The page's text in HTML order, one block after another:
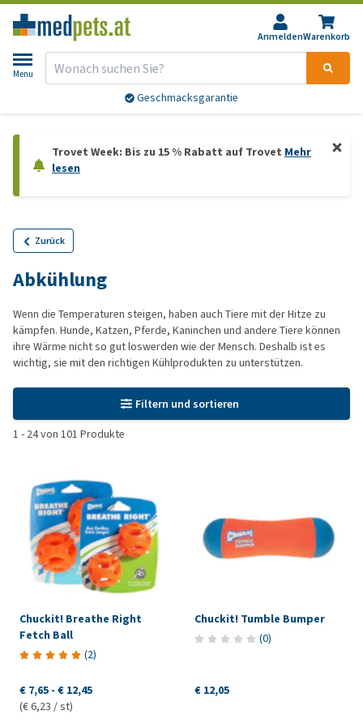
AnmeldenWarenkorb
Menu
Geschmacksgarantie
Trovet Week: Bis zu 15 % Rabatt auf Trovet Mehr
lesen
Zurück
Abkühlung
Wenn die Temperaturen steigen, haben auch Tiere mit der Hitze zu
kämpfen. Hunde, Katzen, Pferde, Kaninchen und andere Tiere können
ihre Wärme nicht so gut loswerden wie der Mensch. Deshalb ist es
wichtig, sie mit den richtigen Kühlprodukten zu unterstützen.
Filtern und sortieren
1 - 24von 101 Produkte
Chuckit! Breathe Right
Fetch Ball
(2)
€ 7,65 - € 12,45
(€ 6,23 / st)
Chuckit! Tumble Bumper
(0)
€ 12,05